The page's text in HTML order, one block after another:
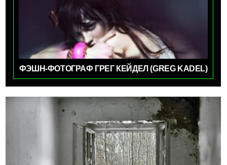
ФЭШН-ФОТОГРАФ ГРЕГ КЕЙДЕЛ (GREG KADEL)